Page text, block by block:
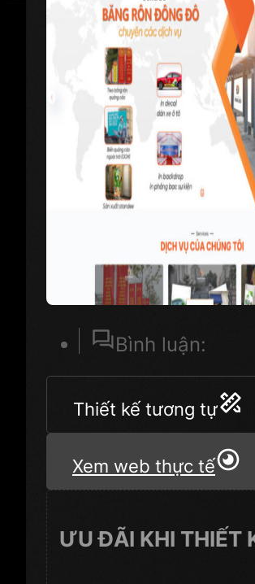
Bình luận:
Thiết kế tương tự
Xem web thực tế
ƯU ĐÃI KHI THIẾT